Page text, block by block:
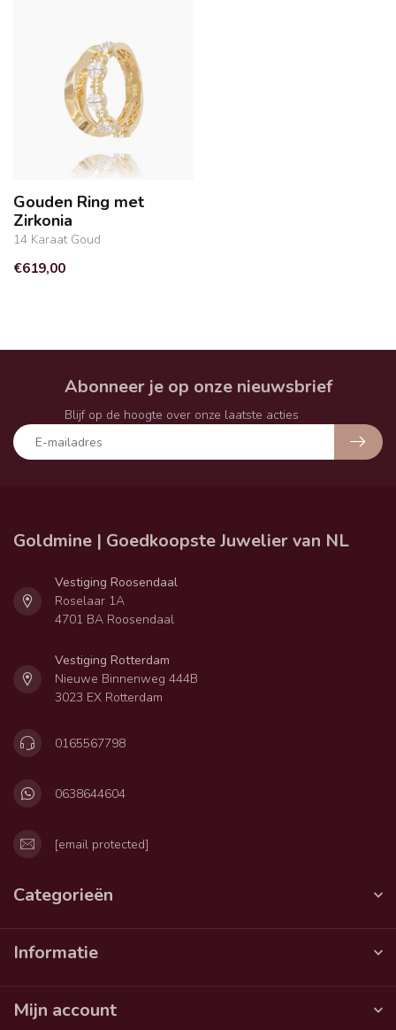
Gouden Ring met
Zirkonia
14 Karaat Goud
€619,00
Abonneer je op onze nieuwsbrief
Blijf op de hoogte over onze laatste acties
Goldmine | Goedkoopste Juwelier van NL
Vestiging Roosendaal
Roselaar 1A
4701 BA Roosendaal
Vestiging Rotterdam
Nieuwe Binnenweg 444B
3023 EX Rotterdam
0165567798
0638644604
[email protected]
Categorieën
Informatie
Mijn account